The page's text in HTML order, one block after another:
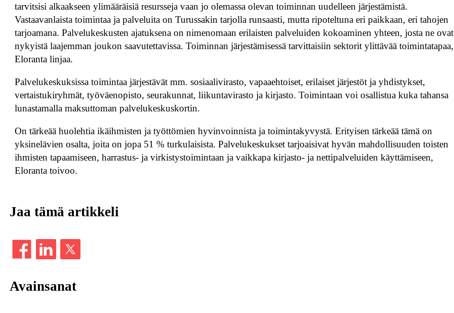
tarvitsisi alkaakseen ylimääräisiä resursseja vaan jo olemassa olevan toiminnan uudelleen järjestämistä.
Vastaavanlaista toimintaa ja palveluita on Turussakin tarjolla runsaasti, mutta ripoteltuna eri paikkaan, eri tahojen
tarjoamana. Palvelukeskusten ajatuksena on nimenomaan erilaisten palveluiden kokoaminen yhteen, josta ne ovat
nykyistä laajemman joukon saavutettavissa. Toiminnan järjestämisessä tarvittaisiin sektorit ylittävää toimintatapaa,
Eloranta linjaa.
Palvelukeskuksissa toimintaa järjestävät mm. sosiaalivirasto, vapaaehtoiset, erilaiset järjestöt ja yhdistykset,
vertaistukiryhmät, työväenopisto, seurakunnat, liikuntavirasto ja kirjasto. Toimintaan voi osallistua kuka tahansa
lunastamalla maksuttoman palvelukeskuskortin.
On tärkeää huolehtia ikäihmisten ja työttömien hyvinvoinnista ja toimintakyvystä. Erityisen tärkeää tämä on
yksinelävien osalta, joita on jopa 51 % turkulaisista. Palvelukeskukset tarjoaisivat hyvän mahdollisuuden toisten
ihmisten tapaamiseen, harrastus- ja virkistystoimintaan ja vaikkapa kirjasto- ja nettipalveluiden käyttämiseen,
Eloranta toivoo.
Jaa tämä artikkeli
Avainsanat